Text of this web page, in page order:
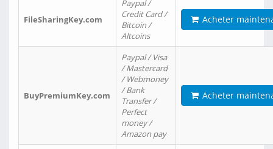
FileSharingKey.com
Paypal /
Credit Card /
Bitcoin /
Altcoins
Acheter
BuyPremiumKey.com
Paypal / Visa
/ Mastercard
/ Webmoney
/ Bank
Transfer /
Perfect
money /
Amazon pay
Acheter